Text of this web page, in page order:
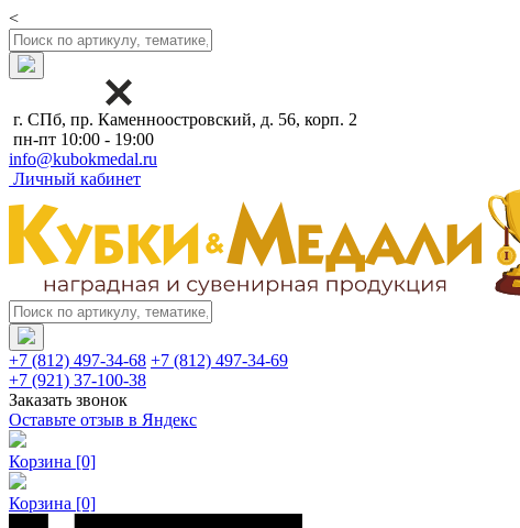
<
г. СПб, пр. Каменноостровский, д. 56, корп. 2
пн-пт 10:00 - 19:00
info@kubokmedal.ru
Личный кабинет
+7 (812) 497-34-68 +7 (812) 497-34-69
+7 (921) 37-100-38
Заказать звонок
Оставьте отзыв в Яндекс
Корзина [0]
Корзина [0]